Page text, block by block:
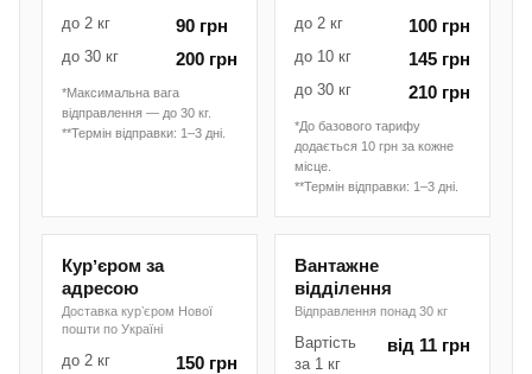
до 2 кг 90 грн
до 30 кг 200 грн
*Максимальна вага
відправлення — до 30 кг.
**Термін відправки: 1–3 дні.
до 2 кг 100 грн
до 10 кг 145 грн
до 30 кг 210 грн
*До базового тарифу
додається 10 грн за кожне
місце.
**Термін відправки: 1–3 дні.
Курʼєром за
адресою
Доставка курʼєром Нової
пошти по Україні
до 2 кг 150 грн
Вантажне
відділення
Відправлення понад 30 кг
Вартість
за 1 кг
від 11 грн